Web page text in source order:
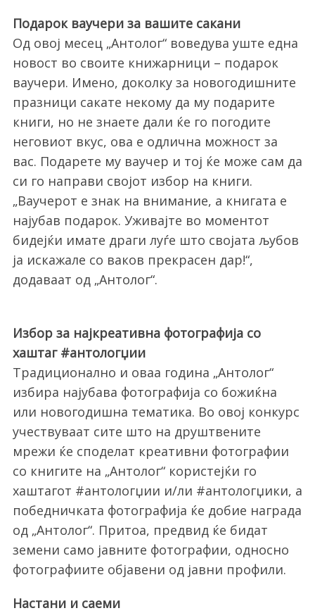
Подарок ваучери за вашите сакани
Од овој месец „Антолог“ воведува уште една
новост во своите книжарници – подарок
ваучери. Имено, доколку за новогодишните
празници сакате некому да му подарите
книги, но не знаете дали ќе го погодите
неговиот вкус, ова е одлична можност за
вас. Подарете му ваучер и тој ќе може сам да
си го направи својот избор на книги.
„Ваучерот е знак на внимание, а книгата е
најубав подарок. Уживајте во моментот
бидејќи имате драги луѓе што својата љубов
ја искажале со ваков прекрасен дар!“,
додаваат од „Антолог“.
Избор за најкреативна фотографија со
хаштаг #антологџии
Традиционално и оваа година „Антолог“
избира најубава фотографија со божиќна
или новогодишна тематика. Во овој конкурс
учествуваат сите што на друштвените
мрежи ќе споделат креативни фотографии
со книгите на „Антолог“ користејќи го
хаштагот #антологџии и/ли #антологџики, а
победничката фотографија ќе добие награда
од „Антолог“. Притоа, предвид ќе бидат
земени само јавните фотографии, односно
фотографиите објавени од јавни профили.
Настани и саеми
h
f
o
: